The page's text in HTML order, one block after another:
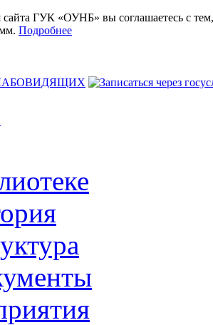
ГУК «ОУНБ» вы соглашаетесь с
Подробнее